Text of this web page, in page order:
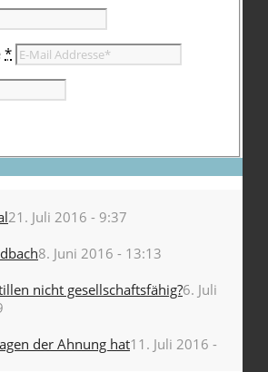
*
21. Juli 2016 - 9:37
8. Juni 2016 - 13:13
nicht gesellschaftsfähig?6. Juli
der Ahnung hat11. Juli 2016 -